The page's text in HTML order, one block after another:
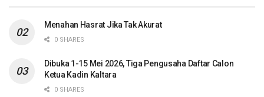
Menahan Hasrat Jika Tak Akurat
0 SHARES
Dibuka 1-15 Mei 2026, Tiga Pengusaha Daftar Calon
Ketua Kadin Kaltara
0 SHARES